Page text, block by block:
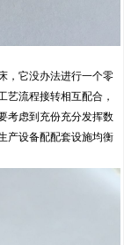
，它没办法进行一个零
艺流程接转相互配合，
考虑到充份充分发挥数
产设备配配套设施均衡